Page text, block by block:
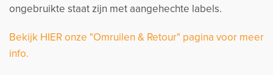
ongebruikte staat zijn met aangehechte labels.
Bekijk HIER onze "Omruilen & Retour" pagina voor meer
info.